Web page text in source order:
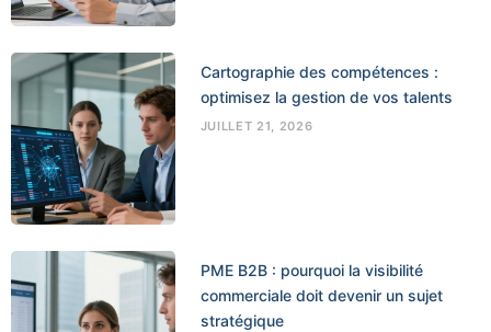
Cartographie des compétences :
optimisez la gestion de vos talents
JUILLET 21, 2026
PME B2B : pourquoi la visibilité
commerciale doit devenir un sujet
stratégique